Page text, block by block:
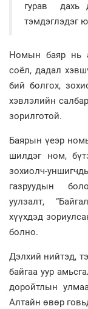
гурав дахь
тэмдэглэдэг
Номын баяр нь
соёл, дадал
бий болгох,
хэвлэлийн
зорилготой.
Баярын үеэр
шилдэг ном,
зохиолч-
газруудын
уулзалт,
хүүхдэд
болно.
Дэлхий нийтэд,
байгаа уур
доройтлын
Алтайн өвөр